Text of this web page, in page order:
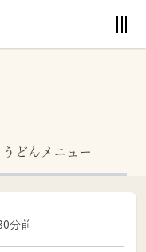
うどんメニュー
分前